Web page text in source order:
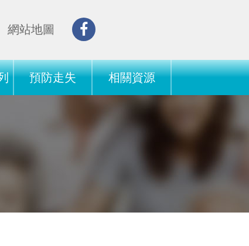
網站地圖
預防走失 相關資源